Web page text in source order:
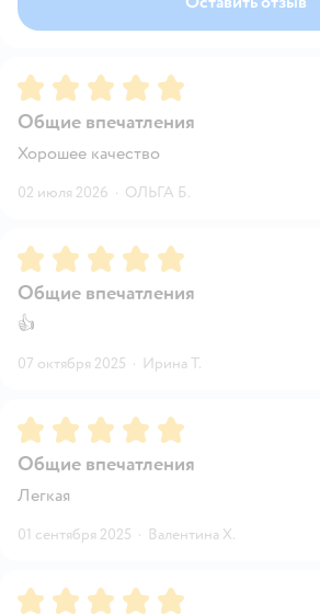
Рейтинг:5
Общие впечатления
Хорошее качество
02 июля 2026 · ОЛЬГА Б.
Рейтинг:5
Общие впечатления
👍
07 октября 2025 · Ирина Т.
Рейтинг:5
Общие впечатления
Легкая
01 сентября 2025 · Валентина Х.
Рейтинг:5